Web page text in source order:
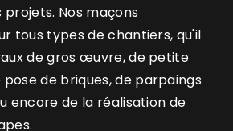
Nos maçons
tous types de chantiers, qu'il
de gros œuvre, de petite
de briques, de parpaings
encore de la réalisation de